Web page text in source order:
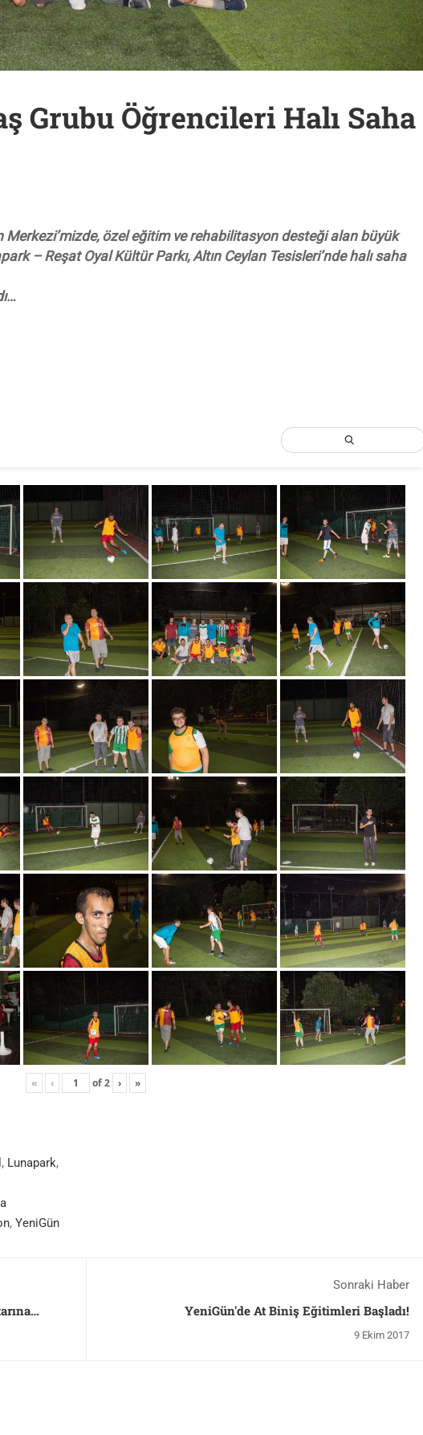
Grubu Öğrencileri Halı Saha
Merkezi’mizde, özel eğitim ve rehabilitasyon desteği alan büyük
– Reşat Oyal Kültür Parkı, Altın Ceylan Tesisleri’nde halı saha
« ‹ of2 › »
, Lunapark,
, YeniGün
Sonraki Haber
YeniGün'de At Biniş Eğitimleri Başladı!
9 Ekim 2017